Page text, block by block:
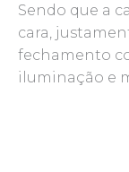
Sendo que a
cara,
fechamento
iluminação e